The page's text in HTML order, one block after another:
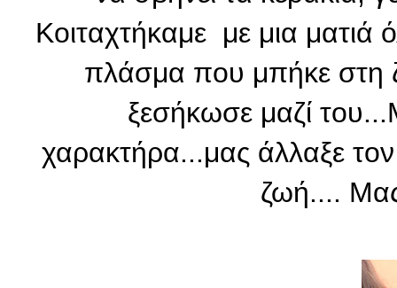
Κοιταχτήκαμε με μια
πλάσμα που μπήκε στη
ξεσήκωσε μαζί
χαρακτήρα...μας άλλαξε
ζωή....